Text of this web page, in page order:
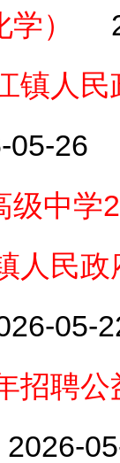
）
镇人
05-26
级中学
人民
05-
招聘
2026-